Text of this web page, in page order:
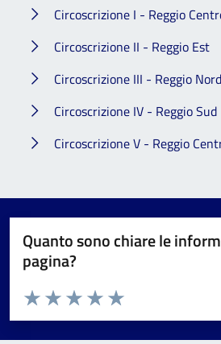
Circoscrizione I - Reggio
Circoscrizione II - Reggio Est
Circoscrizione III - Reggio Nord
Circoscrizione IV - Reggio Sud
Circoscrizione V - Reggio
Quanto sono chiare le
pagina?
Valuta da 1 a 5 stelle la pagina
Valuta 5 stelle su 5
Valuta 4 stelle su 5
Valuta 3 stelle su 5
Valuta 2 stelle su 5
Valuta 1 stelle su 5